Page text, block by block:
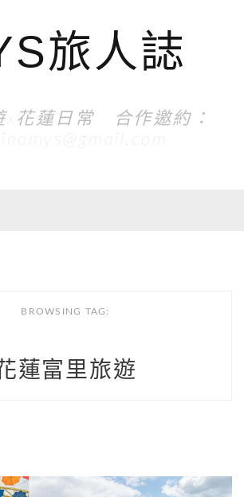
旅人誌
x花蓮日常 合作邀約：
BROWSING TAG:
蓮富里旅遊